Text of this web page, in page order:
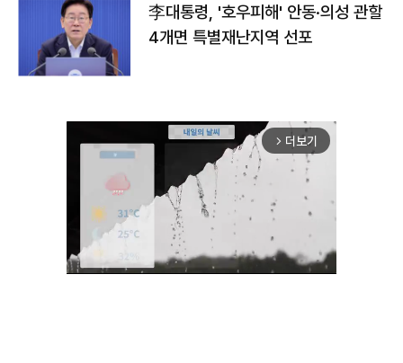
李대통령, '호우피해' 안동·의성 관할
4개면 특별재난지역 선포
arrow_forward_ios 더보기